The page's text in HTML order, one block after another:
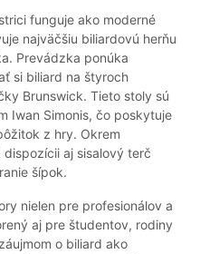
funguje ako moderné
najväčšiu biliardovú herňu
Prevádzka ponúka
si biliard na štyroch
Brunswick. Tieto stoly sú
Iwan Simonis, čo poskytuje
z hry. Okrem
aj sisalový terč
šípok.
nielen pre profesionálov a
aj pre študentov, rodiny
o biliard ako